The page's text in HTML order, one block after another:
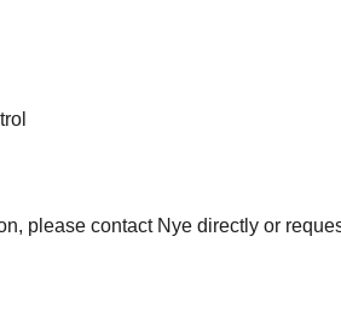
please contact Nye directly or